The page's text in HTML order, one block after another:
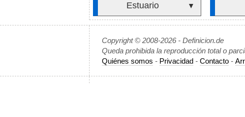
Estuario ▼
Copyright © 2008-2026 - Definicion.de
Queda prohibida la reproducción total o
Quiénes somos - Privacidad - Contacto -